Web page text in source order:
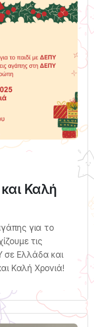
Καλή
για το
τις
σε Ελλάδα και
Καλή Χρονιά!